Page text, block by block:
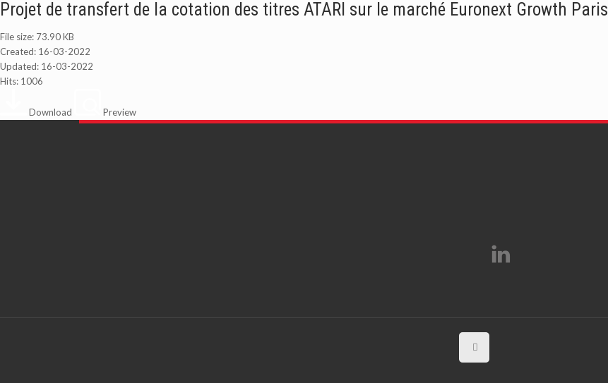
Projet de transfert de la cotation des titres ATARI sur le marché Euronext Growth Paris
File size: 73.90 KB
Created: 16-03-2022
Updated: 16-03-2022
Hits: 1006
Download Preview